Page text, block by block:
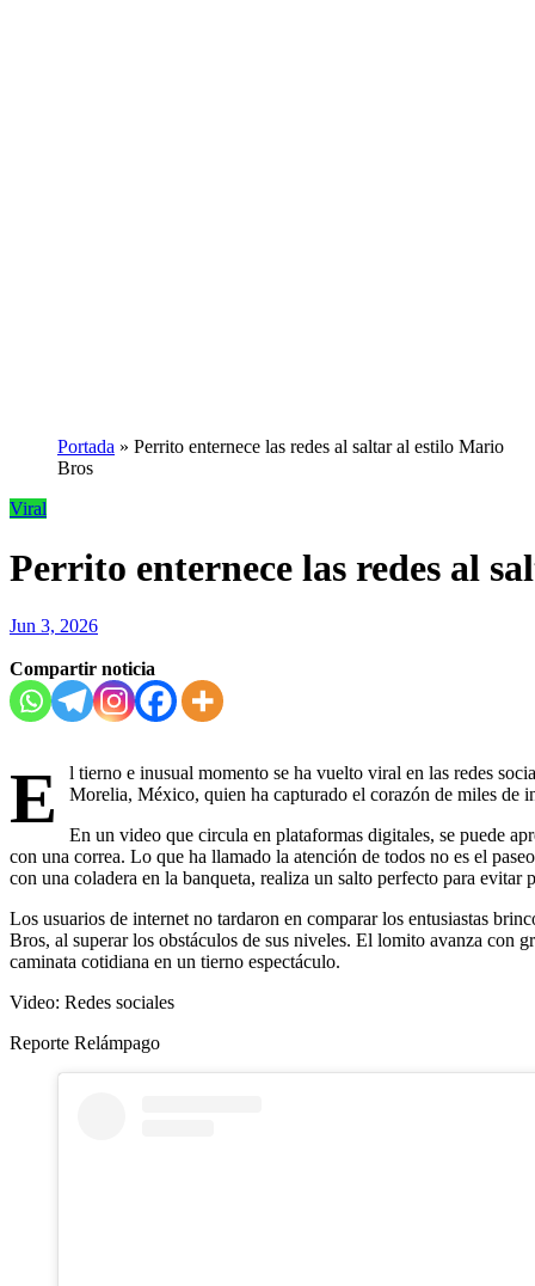
Portada » Perrito enternece las redes al saltar al estilo Mario
Bros
Viral
Perrito enternece las redes al
Jun 3, 2026
Compartir noticia
E
l tierno e inusual momento se ha vuelto viral en las redes
Morelia, México, quien ha capturado el corazón de miles de
En un video que circula en plataformas digitales, se puede
con una correa. Lo que ha llamado la atención de todos no es el
con una coladera en la banqueta, realiza un salto perfecto para evitar
Los usuarios de internet no tardaron en comparar los entusiastas
Bros, al superar los obstáculos de sus niveles. El lomito avanza con
caminata cotidiana en un tierno espectáculo.
Video: Redes sociales
Reporte Relámpago